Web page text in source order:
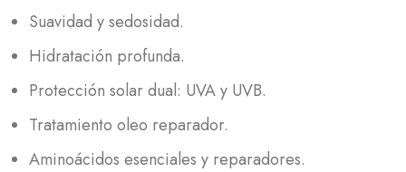
Suavidad y sedosidad.
Hidratación profunda.
Protección solar dual: UVA y UVB.
Tratamiento oleo reparador.
Aminoácidos esenciales y reparadores.